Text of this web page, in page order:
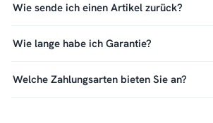
Wie sende ich einen Artikel zurück?
Wie lange habe ich Garantie?
Welche Zahlungsarten bieten Sie an?